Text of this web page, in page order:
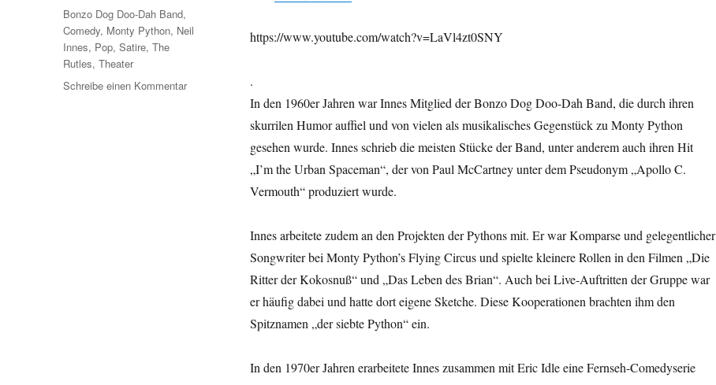
https://www.youtube.com/watch?v=LaVl4zt0SNY
.
In den 1960er Jahren war Innes Mitglied der Bonzo Dog Doo-Dah Band, die durch ihren
skurrilen Humor auffiel und von vielen als musikalisches Gegenstück zu Monty Python
gesehen wurde. Innes schrieb die meisten Stücke der Band, unter anderem auch ihren Hit
„I’m the Urban Spaceman“, der von Paul McCartney unter dem Pseudonym „Apollo C.
Vermouth“ produziert wurde.
Innes arbeitete zudem an den Projekten der Pythons mit. Er war Komparse und gelegentlicher
Songwriter bei Monty Python’s Flying Circus und spielte kleinere Rollen in den Filmen „Die
Ritter der Kokosnuß“ und „Das Leben des Brian“. Auch bei Live-Auftritten der Gruppe war
er häufig dabei und hatte dort eigene Sketche. Diese Kooperationen brachten ihm den
Spitznamen „der siebte Python“ ein.
In den 1970er Jahren erarbeitete Innes zusammen mit Eric Idle eine Fernseh-Comedyserie
Schlagwörter
Bonzo Dog Doo-Dah Band,
Comedy, Monty Python, Neil
Innes, Pop,Satire,The
Rutles,Theater
Schreibe einen Kommentarzu